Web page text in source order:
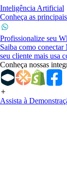
Inteligência Artificial
Conheça as
Profissionalize seu
Saiba como
seu cliente mais usa
Conheça nossas
Assista à